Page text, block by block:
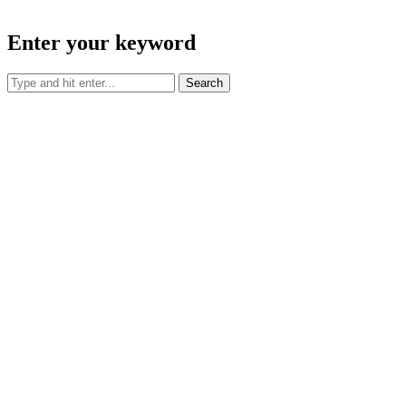
Enter your keyword
Search